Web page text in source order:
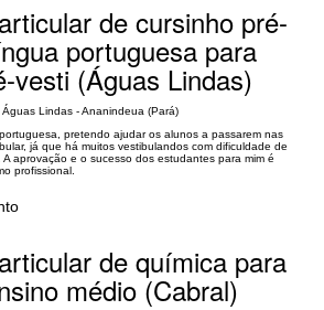
de cursinho pré-
portuguesa para
vesti (Águas Lindas)
Lindas - Ananindeua (Pará)
pretendo ajudar os alunos a passarem nas
já que há muitos vestibulandos com dificuldade de
aprovação e o sucesso dos estudantes para mim é
profissional.
de química para
médio (Cabral)